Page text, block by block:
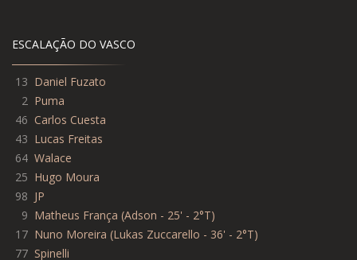
ESCALAÇÃO DO VASCO
13 Daniel Fuzato
2 Puma
46 Carlos Cuesta
43 Lucas Freitas
64 Walace
25 Hugo Moura
98 JP
9 Matheus França (Adson - 25' - 2°T)
17 Nuno Moreira (Lukas Zuccarello - 36' - 2°T)
77 Spinelli